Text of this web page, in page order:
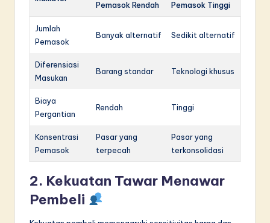
Pemasok Rendah Pemasok Tinggi
Jumlah
Pemasok
Banyak alternatif Sedikit alternatif
Diferensiasi
Masukan
Barang standar Teknologi khusus
Biaya
Pergantian
Rendah Tinggi
Konsentrasi
Pemasok
Pasar yang
terpecah
Pasar yang
terkonsolidasi
2. Kekuatan Tawar Menawar
Pembeli